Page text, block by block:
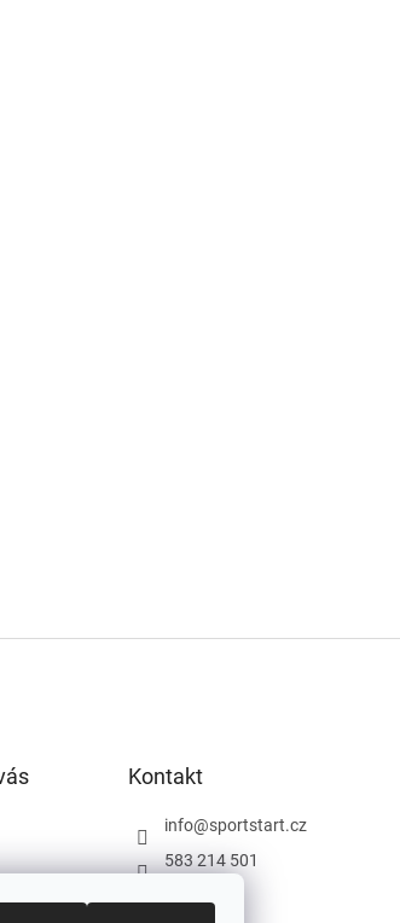
Kontakt
info@sportstart.cz
583 214 501